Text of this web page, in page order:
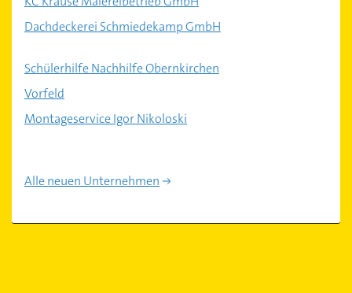
Dachdeckerei Schmiedekamp GmbH
Schülerhilfe Nachhilfe Obernkirchen
Vorfeld
Montageservice Igor Nikoloski
Alle neuen Unternehmen